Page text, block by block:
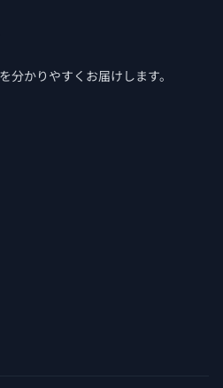
分かりやすくお届けします。